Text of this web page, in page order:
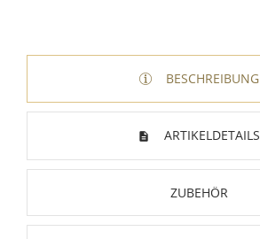
BESCHREIBUNG
ARTIKELDETAILS
ZUBEHÖR